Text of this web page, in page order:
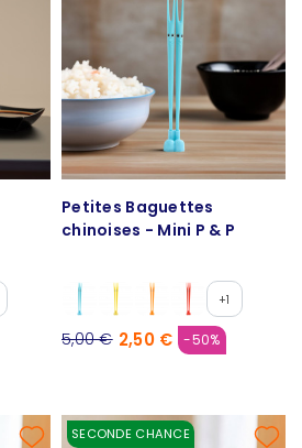
Petites Baguettes
chinoises - Mini P & P
+1
5,00 € 2,50 € -50%
SECONDE CHANCE